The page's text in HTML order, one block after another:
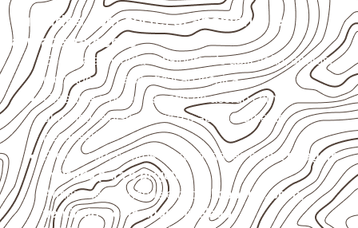
Cuidados com corte, acabamento e
armazenamento
Escolha a medida considerando aplicação, apoios,
montagem e especificação técnica.
Organize o plano de corte de acordo com as
dimensões disponíveis e o aproveitamento
necessário.
Proteja cortes, furos e extremidades com aselagem
indicada para o projeto
Armazene as chapas em local coberto, seco,
ventilado e com apoio nivelado.